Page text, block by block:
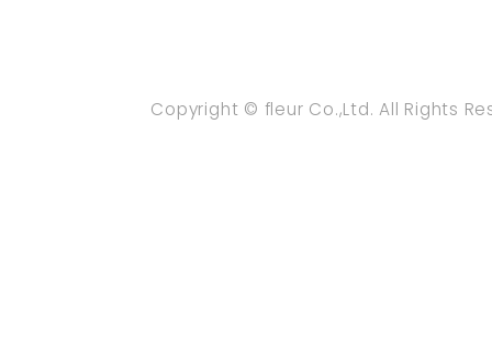
Copyright © fleur Co.,Ltd. All Rights